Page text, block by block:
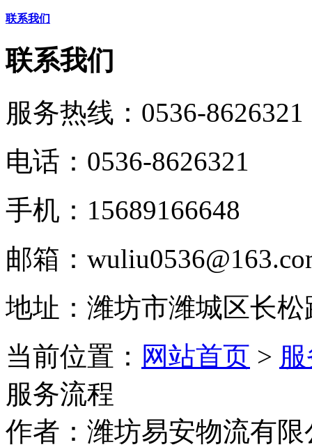
联系我们
联系我们
服务热线： 0536-8626321
电话：0536-8626321
手机：15689166648
邮箱：
地址：潍坊市潍城区长
当前位置： 网站首页 >
服务流程
作者：潍坊易安物流有限